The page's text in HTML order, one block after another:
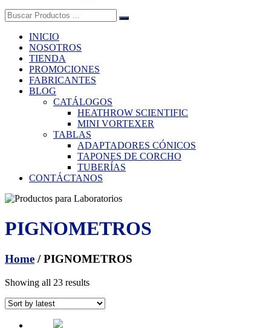
Buscar:
INICIO
NOSOTROS
TIENDA
PROMOCIONES
FABRICANTES
BLOG
CATÁLOGOS
HEATHROW SCIENTIFIC
MINI VORTEXER
TABLAS
ADAPTADORES CÓNICOS
TAPONES DE CORCHO
TUBERÍAS
CONTÁCTANOS
PIGNOMETROS
Home / PIGNOMETROS
Showing all 23 results